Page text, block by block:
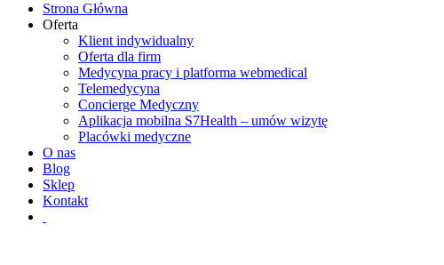
Strona Główna
Oferta
Klient indywidualny
Oferta dla firm
Medycyna pracy i platforma webmedical
Telemedycyna
Concierge Medyczny
Aplikacja mobilna S7Health – umów wizytę
Placówki medyczne
O nas
Blog
Sklep
Kontakt